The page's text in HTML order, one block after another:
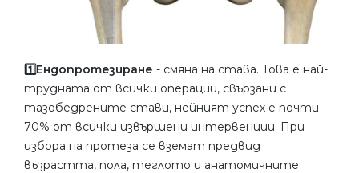
1️⃣Ендопротезиране - смяна на става. Това е най-
трудната от всички операции, свързани с
тазобедрените стави, нейният успех е почти
70% от всички извършени интервенции. При
избора на протеза се вземат предвид
възрастта, пола, теглото и анатомичните